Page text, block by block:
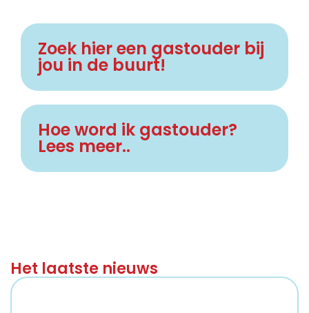
Zoek hier een gastouder bij
jou in de buurt!
Hoe word ik gastouder?
Lees meer..
Het laatste nieuws